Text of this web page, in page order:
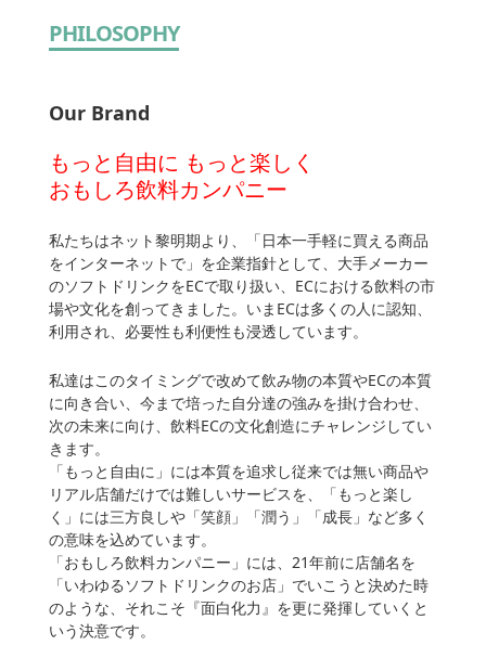
PHILOSOPHY
Our Brand
もっと自由に もっと楽しく
おもしろ飲料カンパニー
私たちはネット黎明期より、「日本一手軽に買える商品
をインターネットで」を企業指針として、大手メーカー
のソフトドリンクをECで取り扱い、ECにおける飲料の市
場や文化を創ってきました。いまECは多くの人に認知、
利用され、必要性も利便性も浸透しています。
私達はこのタイミングで改めて飲み物の本質やECの本質
に向き合い、今まで培った自分達の強みを掛け合わせ、
次の未来に向け、飲料ECの文化創造にチャレンジしてい
きます。
「もっと自由に」には本質を追求し従来では無い商品や
リアル店舗だけでは難しいサービスを、「もっと楽し
く」には三方良しや「笑顔」「潤う」「成長」など多く
の意味を込めています。
「おもしろ飲料カンパニー」には、21年前に店舗名を
「いわゆるソフトドリンクのお店」でいこうと決めた時
のような、それこそ『面白化力』を更に発揮していくと
いう決意です。